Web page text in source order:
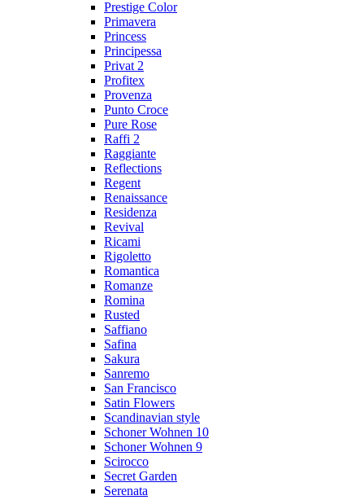
Prestige Color
Primavera
Princess
Principessa
Privat 2
Profitex
Provenza
Punto Croce
Pure Rose
Raffi 2
Raggiante
Reflections
Regent
Renaissance
Residenza
Revival
Ricami
Rigoletto
Romantica
Romanze
Romina
Rusted
Saffiano
Safina
Sakura
Sanremo
San Francisco
Satin Flowers
Scandinavian style
Schoner Wohnen 10
Schoner Wohnen 9
Scirocco
Secret Garden
Serenata